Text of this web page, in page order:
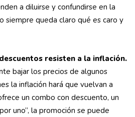
a diluirse y confundirse en la
siempre queda claro qué es caro y
resisten a la inflación.
bajar los precios de algunos
la inflación hará que vuelvan a
un combo con descuento, un
uno”, la promoción se puede